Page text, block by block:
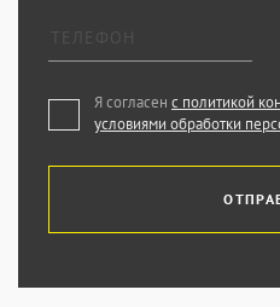
Я согласен с политикой
условиями обработки